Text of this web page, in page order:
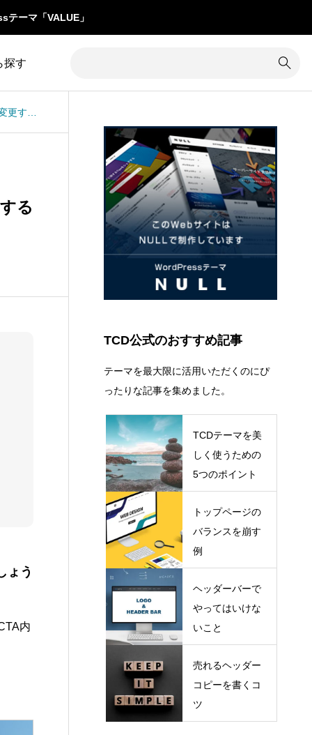
ーマ「VALUE」
探す
4
カラム調整 31
カレンダー 3
クイックタグ 19
5
コンテンツ追加
サイズ変更
サイト内検索
TCD公式のおすすめ記事
テーマを最大限に活用いただくのにぴ
ったりな記事を集めました。
TCDテーマを美
しく使うための
5つのポイント
トップページの
バランスを崩す
例
ヘッダーバーで
やってはいけな
いこと
売れるヘッダー
コピーを書くコ
ツ
る
ょう
内